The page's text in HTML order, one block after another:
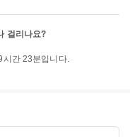
걸리나요?
시간 23분입니다.